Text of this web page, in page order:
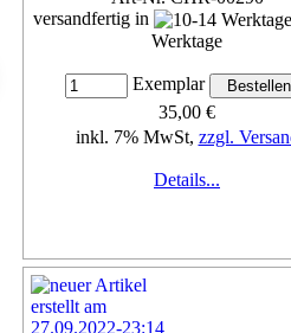
versandfertig in
Werktage
Exemplar
35,00 €
inkl. 7% MwSt, zzgl.
Details...